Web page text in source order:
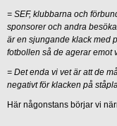
= SEF, klubbarna och
sponsorer och andra
är en sjungande klack med
fotbollen så de agerar emot
= Det enda vi vet är att de
negativt för klacken på
Här någonstans börjar vi